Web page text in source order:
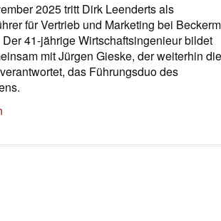
2025 tritt Dirk Leenderts als
für Vertrieb und Marketing bei
41-jährige Wirtschaftsingenieur bildet
mit Jürgen Gieske, der weiterhin die
das Führungsduo des